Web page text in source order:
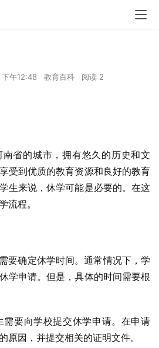
午12:48 教育百科 阅读 2
省的城市，拥有悠久的历史和文
受到优质的教育资源和良好的教育
生来说，休学可能是必要的。在这
流程。
要确定休学时间。通常情况下，学
学申请。但是，具体的时间需要根
要向学校提交休学申请。在申请
原因，并提交相关的证明文件。